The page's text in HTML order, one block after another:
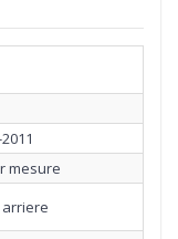
mesure